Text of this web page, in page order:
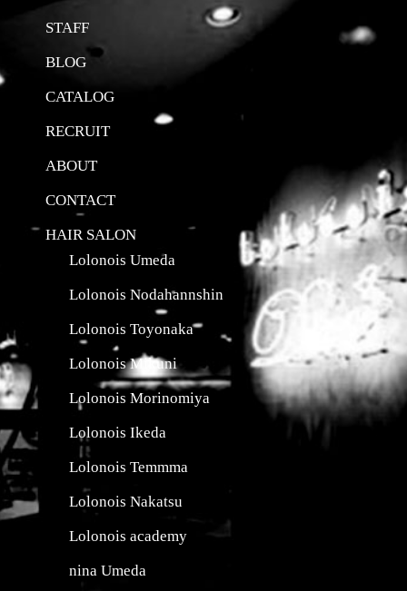
STAFF
BLOG
CATALOG
RECRUIT
ABOUT
CONTACT
HAIR SALON
Lolonois Umeda
Lolonois Nodahannshin
Lolonois Toyonaka
Lolonois Mikuni
Lolonois Morinomiya
Lolonois Ikeda
Lolonois Temmma
Lolonois Nakatsu
Lolonois academy
nina Umeda